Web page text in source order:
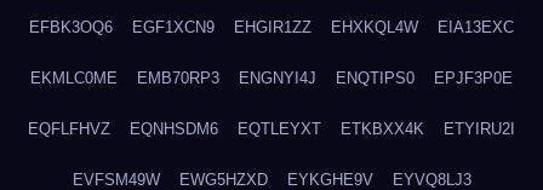
EFBK3OQ6 EGF1XCN9 EHGIR1ZZ EHXKQL4W EIA13EXC
EKMLC0ME EMB70RP3 ENGNYI4J ENQTIPS0 EPJF3P0E
EQFLFHVZ EQNHSDM6 EQTLEYXT ETKBXX4K ETYIRU2I
EVFSM49W EWG5HZXD EYKGHE9V EYVQ8LJ3